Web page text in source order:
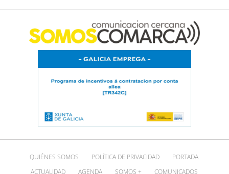
QUIÉNES SOMOS POLÍTICA DE PRIVACIDAD
PORTADA
ACTUALIDAD
AGENDA SOMOS + COMUNICADOS